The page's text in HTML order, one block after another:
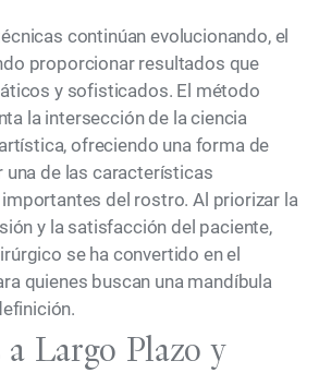
continúan evolucionando, el
proporcionar resultados que
y sofisticados. El método
la intersección de la ciencia
ofreciendo una forma de
una de las características
del rostro. Al priorizar la
y la satisfacción del paciente,
se ha convertido en el
quienes buscan una mandíbula
a Largo Plazo y